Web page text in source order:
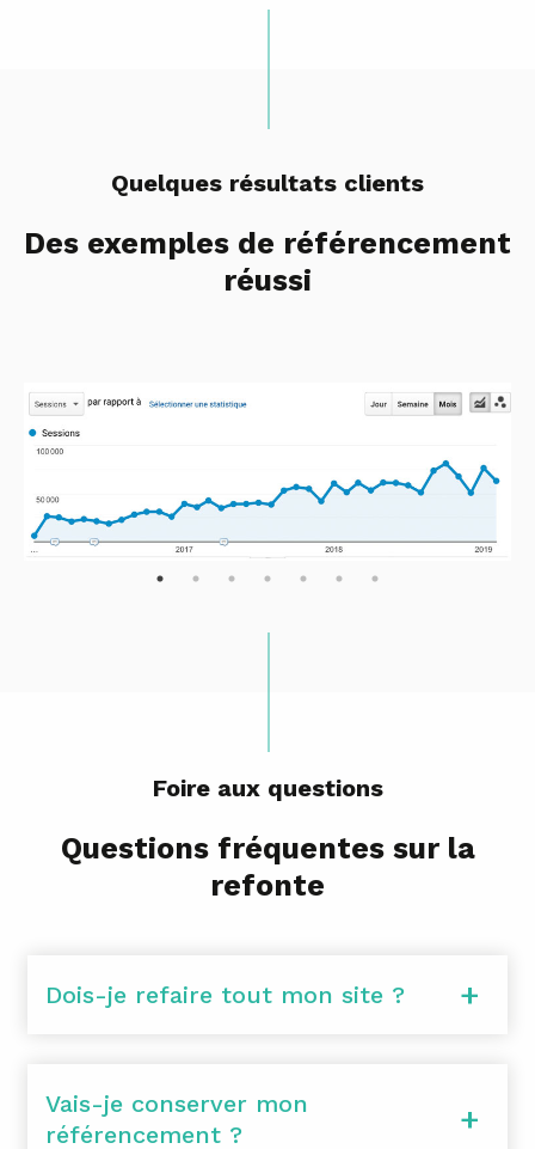
Quelques résultats clients
Des exemples de référencement
réussi
Foire aux questions
Questions fréquentes sur la
refonte
Dois-je refaire tout mon site ?
Vais-je conserver mon
référencement ?